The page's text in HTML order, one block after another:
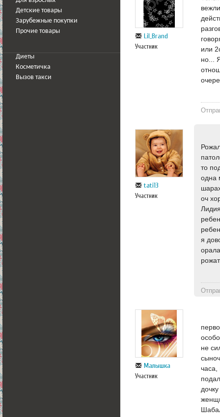
Детские товары
Зарубежные покупки
Прочие товары
Диеты
Косметичка
Вызов такси
Lil_Brand
Участник
или
но...
tati13
Участник
то
одна
оч
я
Малышка
Участник
не
часа,